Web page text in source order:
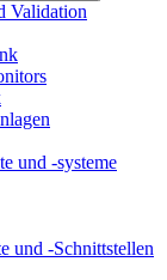
Validation
und -systeme
und -Schnittstellen